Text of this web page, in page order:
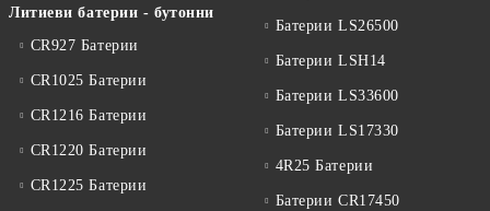
Литиеви батерии - бутонни
CR927 Батерии
CR1025 Батерии
CR1216 Батерии
CR1220 Батерии
CR1225 Батерии
Батерии LS26500
Батерии LSH14
Батерии LS33600
Батерии LS17330
4R25 Батерии
Батерии CR17450